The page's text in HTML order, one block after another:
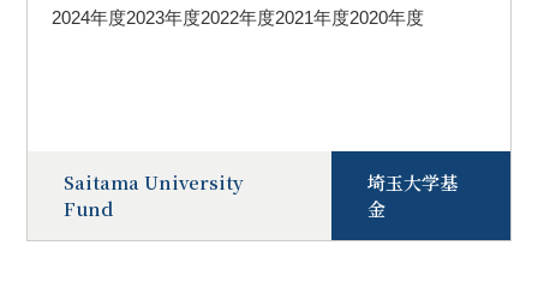
2024年度2023年度2022年度2021年度2020年度
Saitama University
Fund
埼玉大学基
金